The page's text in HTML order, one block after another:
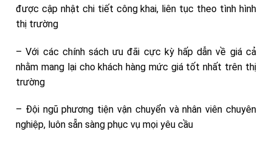
được cập nhật chi tiết công khai, liên tục theo tình hình
thị trường
– Với các chính sách ưu đãi cực kỳ hấp dẫn về giá cả
nhằm mang lại cho khách hàng mức giá tốt nhất trên thị
trường
– Đội ngũ phương tiện vận chuyển và nhân viên chuyên
nghiệp, luôn sẵn sàng phục vụ mọi yêu cầu